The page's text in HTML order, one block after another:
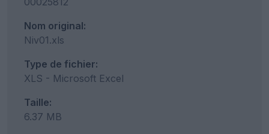
Nom original:
Niv01.xls
Type de fichier:
XLS - Microsoft Excel
Taille:
6.37 MB